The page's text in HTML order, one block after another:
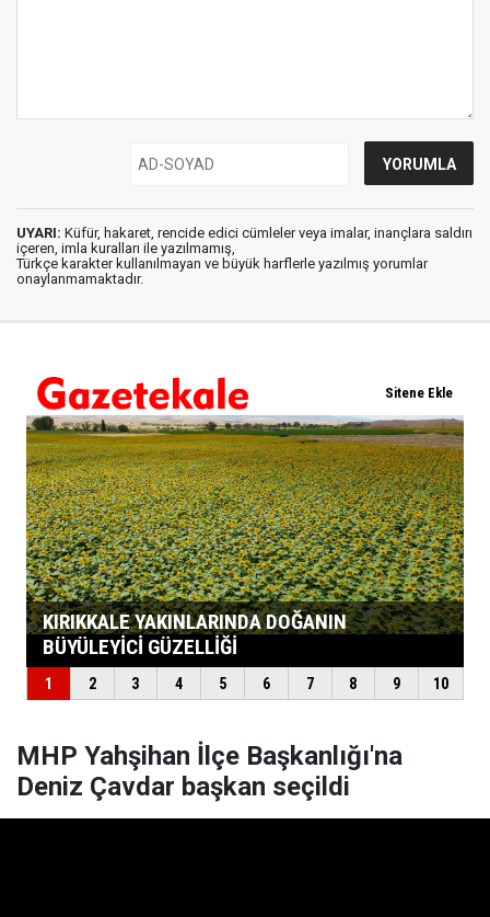
UYARI: Küfür, hakaret, rencide edici cümleler veya imalar, inançlara saldırı
içeren, imla kuralları ile yazılmamış,
Türkçe karakter kullanılmayan ve büyük harflerle yazılmış yorumlar
onaylanmamaktadır.
MHP Yahşihan İlçe Başkanlığı'na
Deniz Çavdar başkan seçildi